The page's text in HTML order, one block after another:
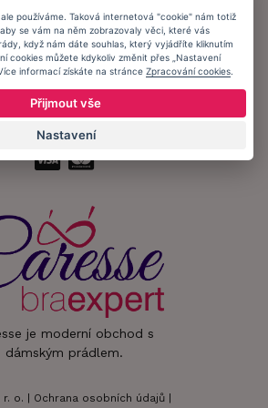
je moderní obchod s
dámským prádlem.
o. | Ochrana osobních údajů
s námi v kontaktu.
Přijímáme platby:
používáme. Taková internetová "cookie" nám totiž
se vám na něm zobrazovaly věci, které vás
když nám dáte souhlas, který vyjádříte kliknutím
cookies můžete kdykoliv změnit přes „Nastavení
informací získáte na stránce Zpracování cookies
Přijmout vše
Nastavení